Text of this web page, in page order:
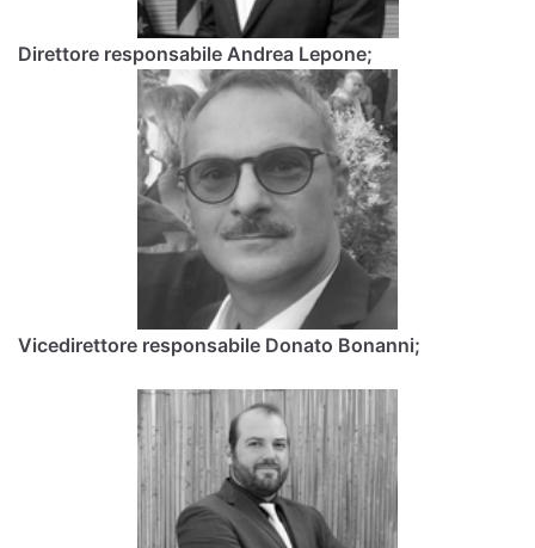
Direttore responsabile Andrea Lepone;
Vicedirettore responsabile Donato Bonanni;